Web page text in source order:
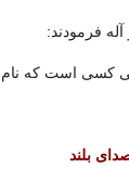
آله فرمودند:
كسی است كه نام
بلند